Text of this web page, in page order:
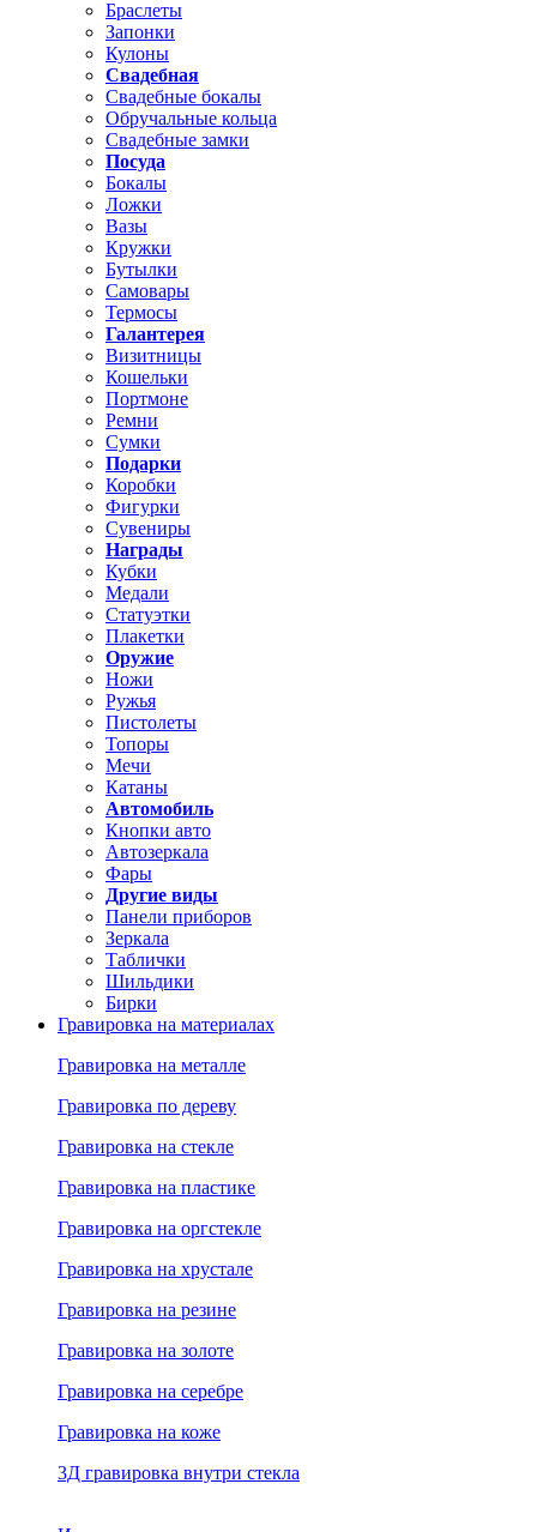
Браслеты
Запонки
Кулоны
Свадебная
Свадебные бокалы
Обручальные кольца
Свадебные замки
Посуда
Бокалы
Ложки
Вазы
Кружки
Бутылки
Самовары
Термосы
Галантерея
Визитницы
Кошельки
Портмоне
Ремни
Сумки
Подарки
Коробки
Фигурки
Сувениры
Награды
Кубки
Медали
Статуэтки
Плакетки
Оружие
Ножи
Ружья
Пистолеты
Топоры
Мечи
Катаны
Автомобиль
Кнопки авто
Автозеркала
Фары
Другие виды
Панели приборов
Зеркала
Таблички
Шильдики
Бирки
Гравировка на материалах
Гравировка на металле
Гравировка по дереву
Гравировка на стекле
Гравировка на пластике
Гравировка на оргстекле
Гравировка на хрустале
Гравировка на резине
Гравировка на золоте
Гравировка на серебре
Гравировка на коже
3Д гравировка внутри стекла